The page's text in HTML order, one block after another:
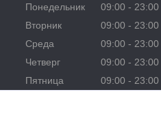
Понедельник 09:00
23:00
Вторник
09:00
23:00
Среда
09:00
23:00
Четверг
09:00
23:00
Пятница
09:00
23:00